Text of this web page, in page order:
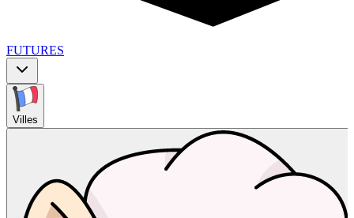
FUTURES
Villes